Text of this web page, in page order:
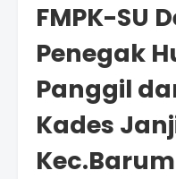
FMPK-SU
Penegak
Panggil
Kades